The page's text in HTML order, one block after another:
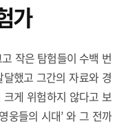
가
작은 탐험들이 수백 번
했고 그간의 자료와 경
게 위험하지 않다고 보
웅들의 시대’ 와 그 전까